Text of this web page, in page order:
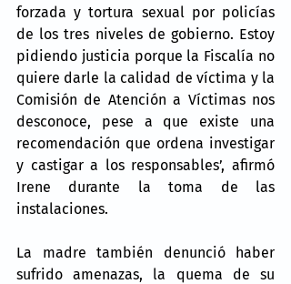
forzada y tortura sexual por policías
de los tres niveles de gobierno. Estoy
pidiendo justicia porque la Fiscalía no
quiere darle la calidad de víctima y la
Comisión de Atención a Víctimas nos
desconoce, pese a que existe una
recomendación que ordena investigar
y castigar a los responsables’, afirmó
Irene durante la toma de las
instalaciones.
La madre también denunció haber
sufrido amenazas, la quema de su